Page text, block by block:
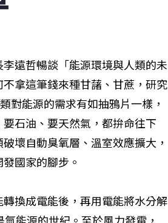
遠哲暢談「能源環境與人類的未
拿這筆錢來種甘藷、甘蔗，研究
對能源的需求有如抽鴉片一樣，
石油、要天然氣，都拚命往下
壞自動臭氧層、溫室效應擴大，
國家的腳步。
換成電能後，再用電能將水分解